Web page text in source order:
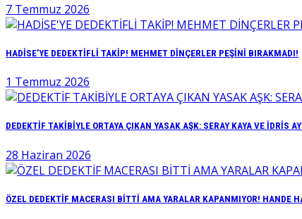
7 Temmuz 2026
HADİSE’YE DEDEKTİFLİ TAKİP! MEHMET DİNÇERLER PEŞİNİ BIRAKMADI!
1 Temmuz 2026
DEDEKTİF TAKİBİYLE ORTAYA ÇIKAN YASAK AŞK: SERAY KAYA VE İDRİS
28 Haziran 2026
ÖZEL DEDEKTİF MACERASI BİTTİ AMA YARALAR KAPANMIYOR! HANDE